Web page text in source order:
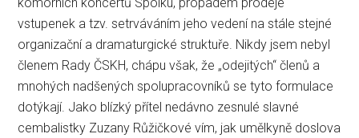
vstupenek a tzv. setrváváním jeho vedení na stále stejné
organizační a dramaturgické struktuře. Nikdy jsem nebyl
členem Rady ČSKH, chápu však, že „odejitých“ členů a
mnohých nadšených spolupracovníků se tyto formulace
dotýkají. Jako blízký přítel nedávno zesnulé slavné
cembalistky Zuzany Růžičkové vím, jak umělkyně doslova